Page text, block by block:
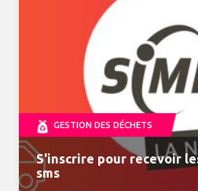
VENTE DE
GESTION DES DÉCHETS
S'inscrire pour recevoir
sms
MonTri, toutes vos infos
poche
Journal du tri n°34 à
Horaires d'été du 15 juin